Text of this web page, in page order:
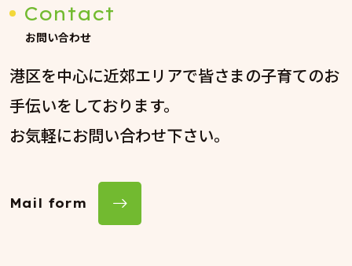
Contact
お問い合わせ
港区を中心に近郊エリアで皆さまの子育てのお
手伝いをしております。
お気軽にお問い合わせ下さい。
Mail form